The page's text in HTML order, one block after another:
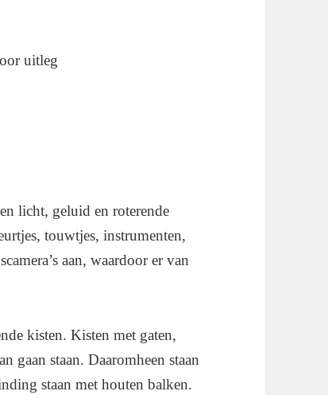
uitleg
licht, geluid en roterende
touwtjes, instrumenten,
aan, waardoor er van
kisten. Kisten met gaten,
gaan staan. Daaromheen staan
staan met houten balken.